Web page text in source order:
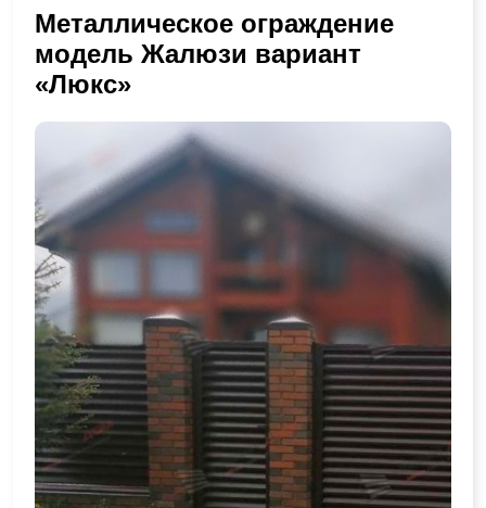
Металлическое ограждение
модель Жалюзи вариант
«Люкс»